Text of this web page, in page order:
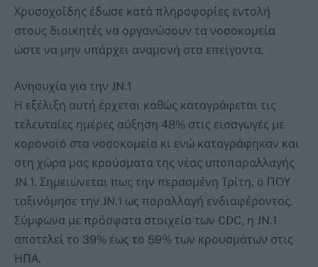
Χρυσοχοΐδης έδωσε κατά πληροφορίες εντολή
στους διοικητές να οργανώσουν τα νοσοκομεία
ώστε να μην υπάρχει αναμονή στα επείγοντα.
Ανησυχία για την JN.1
Η εξέλιξη αυτή έρχεται καθώς καταγράφεται τις
τελευταίες ημέρες αύξηση 48% στις εισαγωγές με
κορονοϊό στα νοσοκομεία κι ενώ καταγράφηκαν και
στη χώρα μας κρούσματα της νέας υποπαραλλαγής
JN.1. Σημειώνεται πως την περασμένη Τρίτη, ο ΠΟΥ
ταξινόμησε την JN.1 ως παραλλαγή ενδιαφέροντος.
Σύμφωνα με πρόσφατα στοιχεία των CDC, η JN.1
αποτελεί το 39% έως το 59% των κρουσμάτων στις
ΗΠΑ.